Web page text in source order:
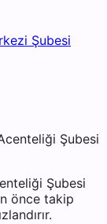
Şubesi
Şubesi
Şubesi
önce takip